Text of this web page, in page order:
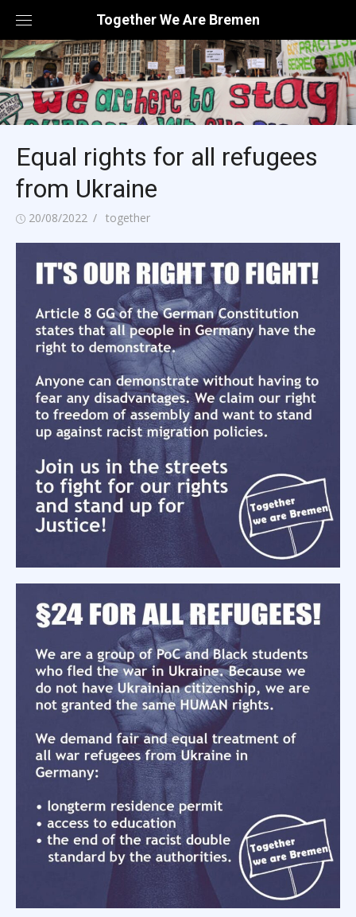
content
Together We Are Bremen
Equal rights for all refugees
from Ukraine
Posted
20/08/2022 Author
together